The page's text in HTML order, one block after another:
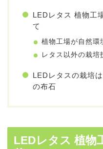
LEDレタス 植物工
て
植物工場が自然環
レタス以外の栽培
LEDレタスの栽培
の布石
LEDレタス 植物